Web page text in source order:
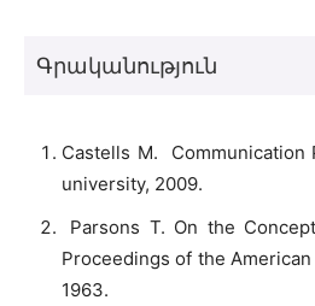
Գրականություն
Castells M. Communication
university, 2009.
Parsons T. On the
Proceedings of the
1963.